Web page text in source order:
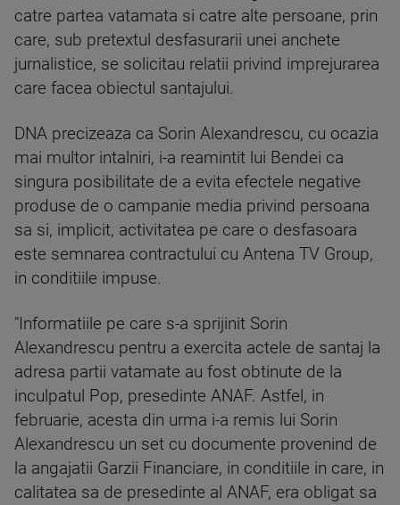
catre partea vatamata si catre alte persoane, prin
care, sub pretextul desfasurarii unei anchete
jurnalistice, se solicitau relatii privind imprejurarea
care facea obiectul santajului.
DNA precizeaza ca Sorin Alexandrescu, cu ocazia
mai multor intalniri, i-a reamintit lui Bendei ca
singura posibilitate de a evita efectele negative
produse de o campanie media privind persoana
sa si, implicit, activitatea pe care o desfasoara
este semnarea contractului cu Antena TV Group,
in conditiile impuse.
"Informatiile pe care s-a sprijinit Sorin
Alexandrescu pentru a exercita actele de santaj la
adresa partii vatamate au fost obtinute de la
inculpatul Pop, presedinte ANAF. Astfel, in
februarie, acesta din urma i-a remis lui Sorin
Alexandrescu un set cu documente provenind de
la angajatii Garzii Financiare, in conditiile in care, in
calitatea sa de presedinte al ANAF, era obligat sa